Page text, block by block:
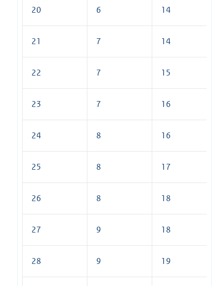
20 6 14
21 7 14
22 7 15
23 7 16
24 8 16
25 8 17
26 8 18
27 9 18
28 9 19